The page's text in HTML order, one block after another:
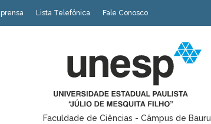
Lista Telefônica Fale Conosco
Faculdade de Ciências - Câmpus de Bauru